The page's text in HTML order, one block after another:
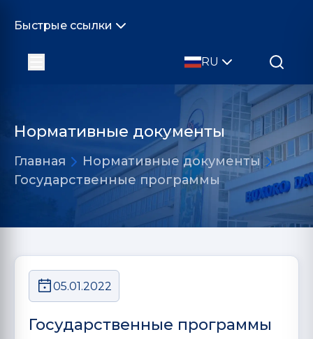
Быстрые ссылки
RU
Нормативные документы
Главная
Нормативные документы
Государственные программы
05.01.2022
Государственные программы